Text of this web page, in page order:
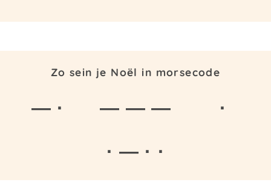
Zo sein je Noël in morsecode
— · — — —
·
· — · ·